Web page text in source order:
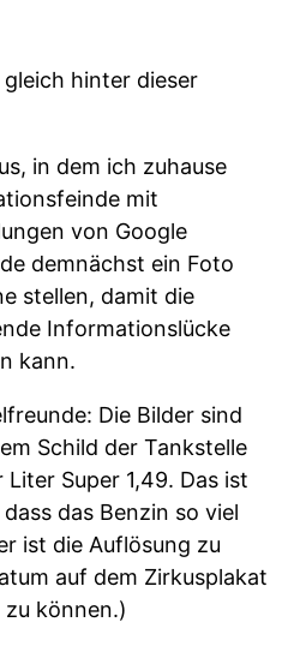
hinter dieser
in dem ich zuhause
mit
von Google
demnächst ein Foto
stellen, damit die
Informationslücke
kann.
Die Bilder sind
Schild der Tankstelle
Super 1,49. Das ist
das Benzin so viel
ist die Auflösung zu
auf dem Zirkusplakat
können.)